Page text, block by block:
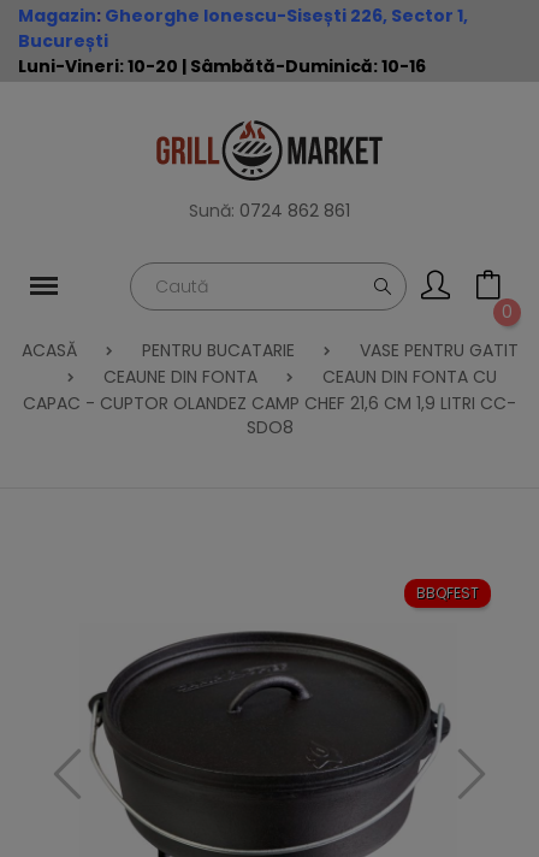
Magazin: Gheorghe Ionescu-Sisești 226, Sector 1,
București
Luni-Vineri: 10-20 | Sâmbătă-Duminică: 10-16
Sună: 0724 862 861
0
ACASĂ
PENTRU BUCATARIE
VASE PENTRU GATIT
CEAUNE DIN FONTA
CEAUN DIN FONTA CU
CAPAC - CUPTOR OLANDEZ CAMP CHEF 21,6 CM 1,9 LITRI CC-
SDO8
BBQFEST